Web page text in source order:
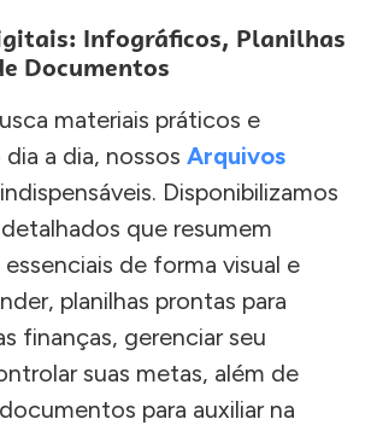
Infográficos, Planilhas
Documentos
materiais práticos e
a dia, nossos Arquivos
Disponibilizamos
que resumem
de forma visual e
planilhas prontas para
finanças, gerenciar seu
suas metas, além de
para auxiliar na